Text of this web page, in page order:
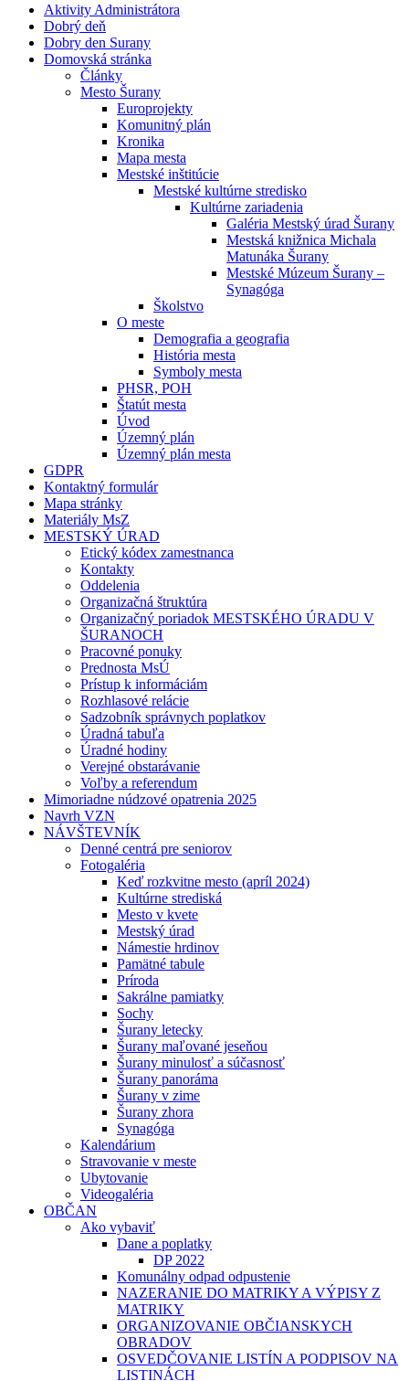
Aktivity Administrátora
Dobrý deň
Dobry den Surany
Domovská stránka
Články
Mesto Šurany
Europrojekty
Komunitný plán
Kronika
Mapa mesta
Mestské inštitúcie
Mestské kultúrne stredisko
Kultúrne zariadenia
Galéria Mestský úrad Šurany
Mestská knižnica Michala
Matunáka Šurany
Mestské Múzeum Šurany –
Synagóga
Školstvo
O meste
Demografia a geografia
História mesta
Symboly mesta
PHSR, POH
Štatút mesta
Úvod
Územný plán
Územný plán mesta
GDPR
Kontaktný formulár
Mapa stránky
Materiály MsZ
MESTSKÝ ÚRAD
Etický kódex zamestnanca
Kontakty
Oddelenia
Organizačná štruktúra
Organizačný poriadok MESTSKÉHO ÚRADU V
ŠURANOCH
Pracovné ponuky
Prednosta MsÚ
Prístup k informáciám
Rozhlasové relácie
Sadzobník správnych poplatkov
Úradná tabuľa
Úradné hodiny
Verejné obstarávanie
Voľby a referendum
Mimoriadne núdzové opatrenia 2025
Navrh VZN
NÁVŠTEVNÍK
Denné centrá pre seniorov
Fotogaléria
Keď rozkvitne mesto (apríl 2024)
Kultúrne strediská
Mesto v kvete
Mestský úrad
Námestie hrdinov
Pamätné tabule
Príroda
Sakrálne pamiatky
Sochy
Šurany letecky
Šurany maľované jeseňou
Šurany minulosť a súčasnosť
Šurany panoráma
Šurany v zime
Šurany zhora
Synagóga
Kalendárium
Stravovanie v meste
Ubytovanie
Videogaléria
OBČAN
Ako vybaviť
Dane a poplatky
DP 2022
Komunálny odpad odpustenie
NAZERANIE DO MATRIKY A VÝPISY Z
MATRIKY
ORGANIZOVANIE OBČIANSKYCH
OBRADOV
OSVEDČOVANIE LISTÍN A PODPISOV NA
LISTINÁCH